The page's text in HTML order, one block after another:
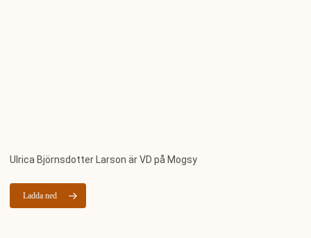
Ulrica Björnsdotter Larson är VD på Mogsy
Ladda ned